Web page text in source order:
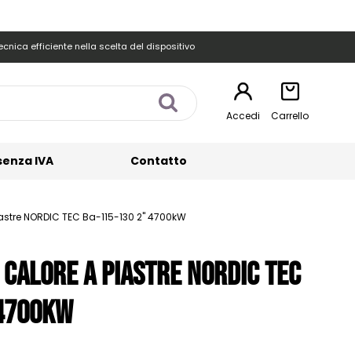
efficiente nella scelta del dispositivo
Accedi Carrello
IVA Contatto
NORDIC TEC Ba-115-130 2" 4700kW
a piastre NORDIC TEC